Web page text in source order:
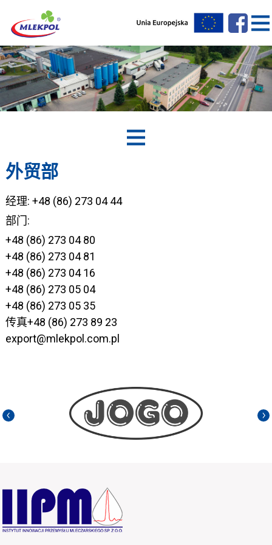
外贸部
经理: +48 (86) 273 04 44
部门:
+48 (86) 273 04 80
+48 (86) 273 04 81
+48 (86) 273 04 16
+48 (86) 273 05 04
+48 (86) 273 05 35
传真+48 (86) 273 89 23
export@mlekpol.com.pl